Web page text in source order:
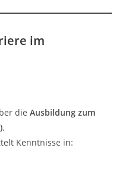
im
dieAusbildung zum
.
Kenntnisse in: